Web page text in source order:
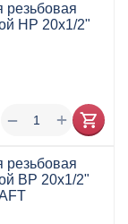
резьбовая
НР 20x1/2"
+
−
резьбовая
ВР 20х1/2"